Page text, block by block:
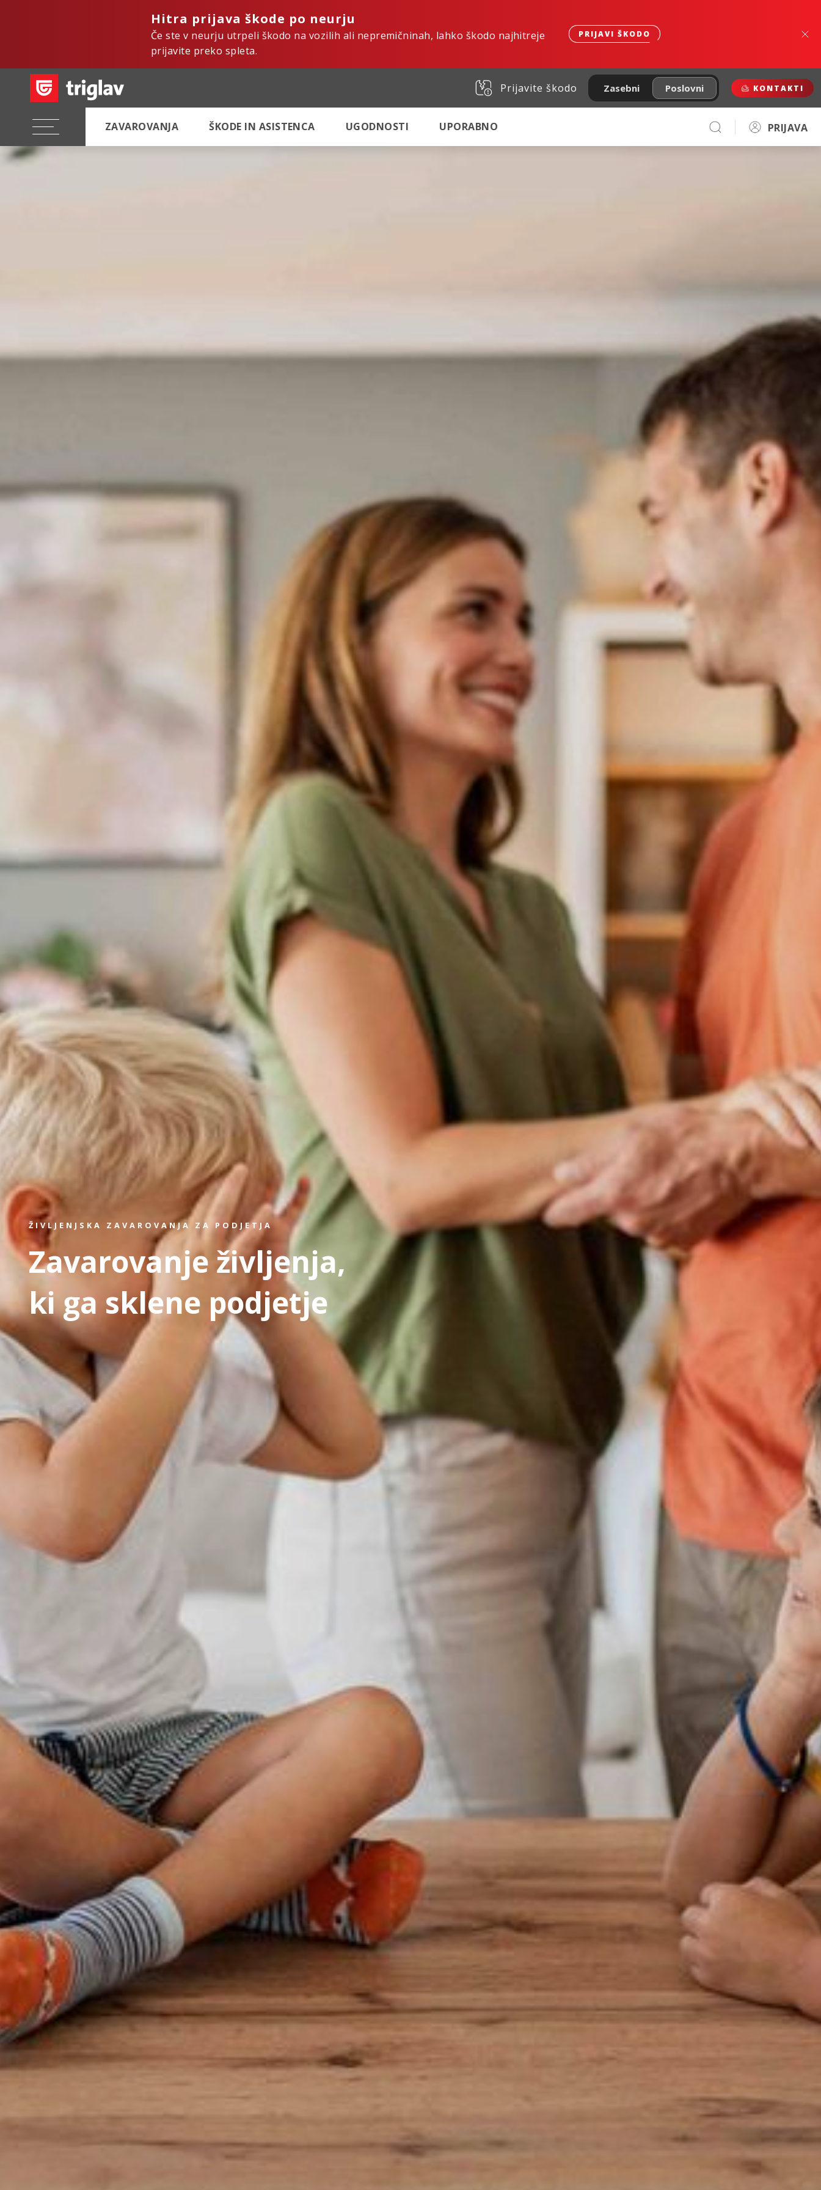
Hitra prijava škode po neurju
Če ste v neurju utrpeli škodo na vozilih ali nepremičninah, lahko škodo najhitreje
prijavite preko spleta.
PRIJAVI ŠKODO
Prijavite škodo Zasebni Poslovni KONTAKTI
ZAVAROVANJA ŠKODE IN ASISTENCA UGODNOSTI UPORABNO PRIJAVA
ŽIVLJENJSKA ZAVAROVANJA ZA PODJETJA
Zavarovanje življenja,
ki ga sklene podjetje